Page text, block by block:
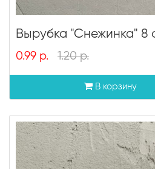
Вырубка "Снежинка" 8
0.99 р. 1.20 р.
В корзину